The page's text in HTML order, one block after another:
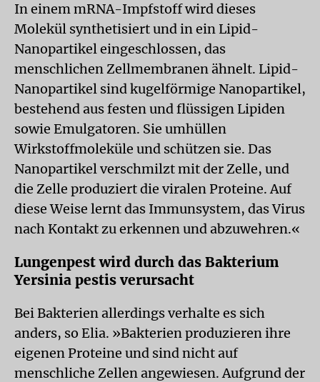
In einem mRNA-Impfstoff wird dieses
Molekül synthetisiert und in ein Lipid-
Nanopartikel eingeschlossen, das
menschlichen Zellmembranen ähnelt. Lipid-
Nanopartikel sind kugelförmige Nanopartikel,
bestehend aus festen und flüssigen Lipiden
sowie Emulgatoren. Sie umhüllen
Wirkstoffmoleküle und schützen sie. Das
Nanopartikel verschmilzt mit der Zelle, und
die Zelle produziert die viralen Proteine. Auf
diese Weise lernt das Immunsystem, das Virus
nach Kontakt zu erkennen und abzuwehren.«
Lungenpest wird durch das Bakterium
Yersinia pestis verursacht
Bei Bakterien allerdings verhalte es sich
anders, so Elia. »Bakterien produzieren ihre
eigenen Proteine und sind nicht auf
menschliche Zellen angewiesen. Aufgrund der